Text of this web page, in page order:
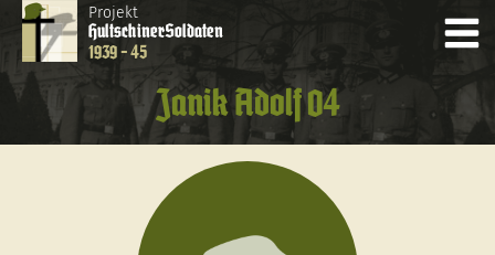
Projekt
HultschinerSoldaten
1939 - 45
Janik Adolf 04